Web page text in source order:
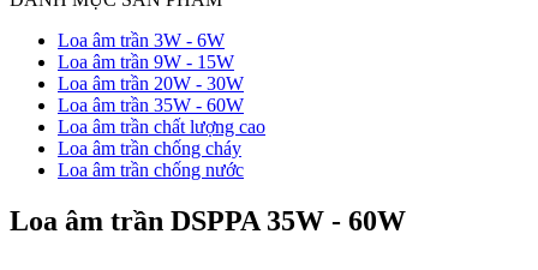
Loa âm trần 3W - 6W
Loa âm trần 9W - 15W
Loa âm trần 20W - 30W
Loa âm trần 35W - 60W
Loa âm trần chất lượng cao
Loa âm trần chống cháy
Loa âm trần chống nước
Loa âm trần DSPPA 35W - 60W